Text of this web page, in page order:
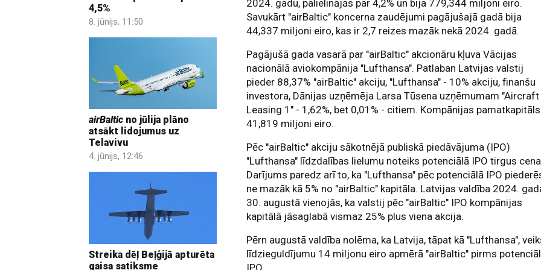
4,5%
8. jūnijs, 11:50
airBaltic no jūlija plāno
atsākt lidojumus uz
Telavivu
4. jūnijs, 12:46
Streika dēļ Beļģijā apturēta
gaisa satiksme
2024. gadu, palielinājās par 4,2% un bija 779,344 miljoni eiro.
Savukārt "airBaltic" koncerna zaudējumi pagājušajā gadā bija
44,337 miljoni eiro, kas ir 2,7 reizes mazāk nekā 2024. gadā.
Pagājušā gada vasarā par "airBaltic" akcionāru kļuva Vācijas
nacionālā aviokompānija "Lufthansa". Patlaban Latvijas valstij
pieder 88,37% "airBaltic" akciju, "Lufthansa" - 10% akciju, finanšu
investora, Dānijas uzņēmēja Larsa Tūsena uzņēmumam "Aircraft
Leasing 1" - 1,62%, bet 0,01% - citiem. Kompānijas
41,819 miljoni eiro.
Pēc "airBaltic" akciju sākotnējā publiskā piedāvājuma (IPO)
"Lufthansa" līdzdalības lielumu noteiks potenciālā IPO tirgus
Darījums paredz arī to, ka "Lufthansa" pēc potenciālā IPO
ne mazāk kā 5% no "airBaltic" kapitāla. Latvijas valdība 2024.
30. augustā vienojās, ka valstij pēc "airBaltic" IPO kompānijas
kapitālā jāsaglabā vismaz 25% plus viena akcija.
Pērn augustā valdība nolēma, ka Latvija, tāpat kā "Lufthansa",
līdzieguldījumu 14 miljonu eiro apmērā "airBaltic" pirms
IPO.